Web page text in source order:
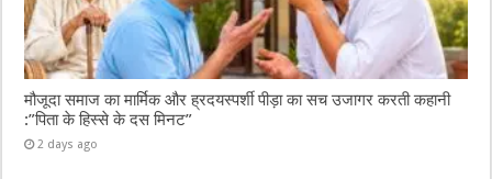
मौजूदा समाज का मार्मिक और ह्रदयस्पर्शी पीड़ा का सच उजागर करती कहानी
:”पिता के हिस्से के दस मिनट”
2 days ago